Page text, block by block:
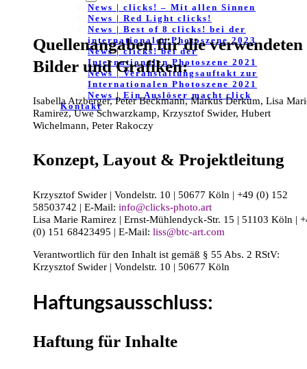
News | clicks! – Mit allen Sinnen
News | Red Light clicks!
News | Best of 8 clicks! bei der
internationalen Photoszene 2023
News | clicks! bei der
Internationalen Photoszene 2021
News | Veranstaltungsauftakt zur
Internationalen Photoszene 2021
News | Ein Auslöser macht click
Kontakt
Quellenangaben für die verwendeten
Bilder und Grafiken:
Isabella Atzberger, Peter Beckmann, Markus Derkum, Lisa
Ramirez, Uwe Schwarzkamp, Krzysztof Swider, Hubert
Wichelmann, Peter Rakoczy
Konzept, Layout & Projektleitung
Krzysztof Swider | Vondelstr. 10 | 50677 Köln | +49 (0) 152
58503742 | E-Mail: info@clicks-photo.art
Lisa Marie Ramirez | Ernst-Mühlendyck-Str. 15 | 51103 Köln |
(0) 151 68423495 | E-Mail: liss@btc-art.com
Verantwortlich für den Inhalt ist gemäß § 55 Abs. 2 RStV:
Krzysztof Swider | Vondelstr. 10 | 50677 Köln
Haftungsausschluss:
Haftung für Inhalte